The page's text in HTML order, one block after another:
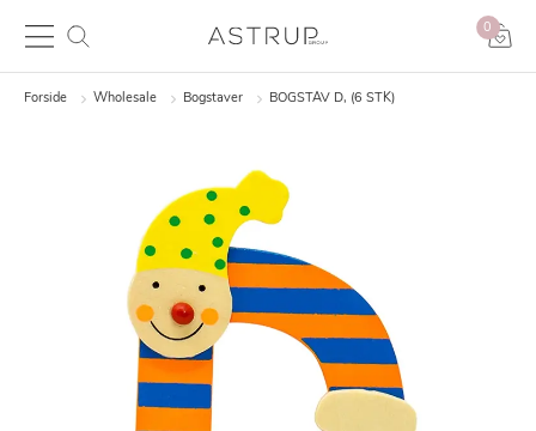
0
Forside Wholesale Bogstaver BOGSTAV D, (6 STK)